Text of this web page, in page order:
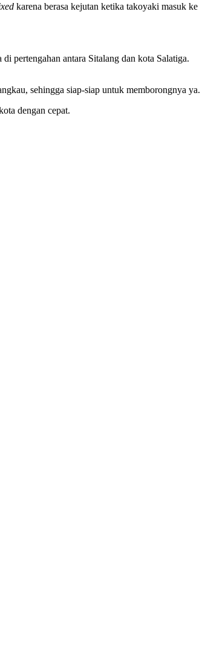
karena berasa kejutan ketika takoyaki masuk ke
pertengahan antara Sitalang dan kota Salatiga.
sehingga siap-siap untuk memborongnya ya.
dengan cepat.